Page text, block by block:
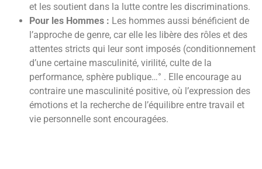
et les soutient dans la lutte contre les discriminations.
Pour les Hommes : Les hommes aussi bénéficient de
l’approche de genre, car elle les libère des rôles et des
attentes stricts qui leur sont imposés (conditionnement
d’une certaine masculinité, virilité, culte de la
performance, sphère publique…° . Elle encourage au
contraire une masculinité positive, où l’expression des
émotions et la recherche de l’équilibre entre travail et
vie personnelle sont encouragées.